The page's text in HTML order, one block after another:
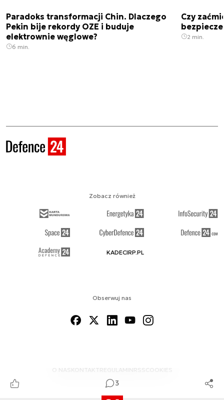
3
Paradoks transformacji Chin. Dlaczego
Pekin bije rekordy OZE i buduje
elektrownie węglowe?
6 min.
Czy
2 min.
Obserwuj nas
O NAS KONTAKTREGULAMINRSS COOKIES
Zobacz również
KADECIRP.PL